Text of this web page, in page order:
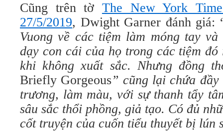
Cũng trên tờ The New York
27/5/2019, Dwight Garner đánh giá:
Vuong về các tiệm làm móng tay
dạy con cái của họ trong các tiệm
khi không xuất sắc. Nhưng đồng
Briefly Gorgeous” cũng lại chứa
trương, làm màu, với sự thanh tẩy
sâu sắc thổi phồng, giả tạo. Có đủ
cốt truyện của cuốn tiểu thuyết bị lún